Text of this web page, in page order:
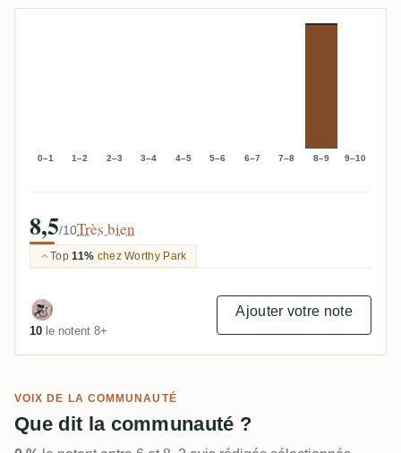
0–1 1–2 2–3 3–4 4–5 5–6 6–7 7–8 8–9 9–10
8,5/10Très bien
Top11% chez Worthy Park
10 le notent 8+
Ajouter votre note
VOIX DE LA COMMUNAUTÉ
Que dit la communauté ?